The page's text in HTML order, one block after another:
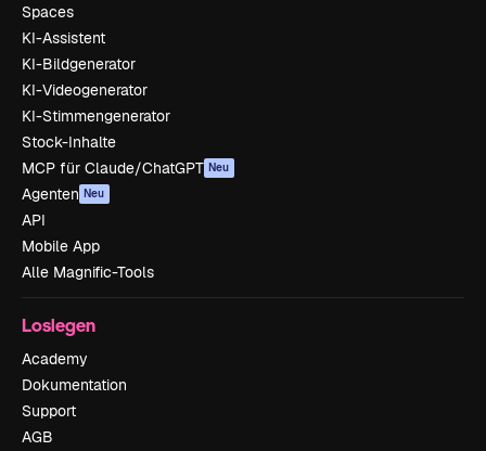
Spaces
KI-Assistent
KI-Bildgenerator
KI-Videogenerator
KI-Stimmengenerator
Stock-Inhalte
MCP für Claude/ChatGPT Neu
Agenten Neu
API
Mobile App
Alle Magnific-Tools
Loslegen
Academy
Dokumentation
Support
AGB